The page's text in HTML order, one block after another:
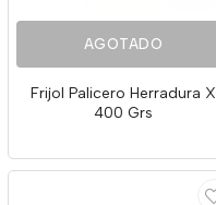
AGOTADO
Frijol Palicero Herradura X
400 Grs